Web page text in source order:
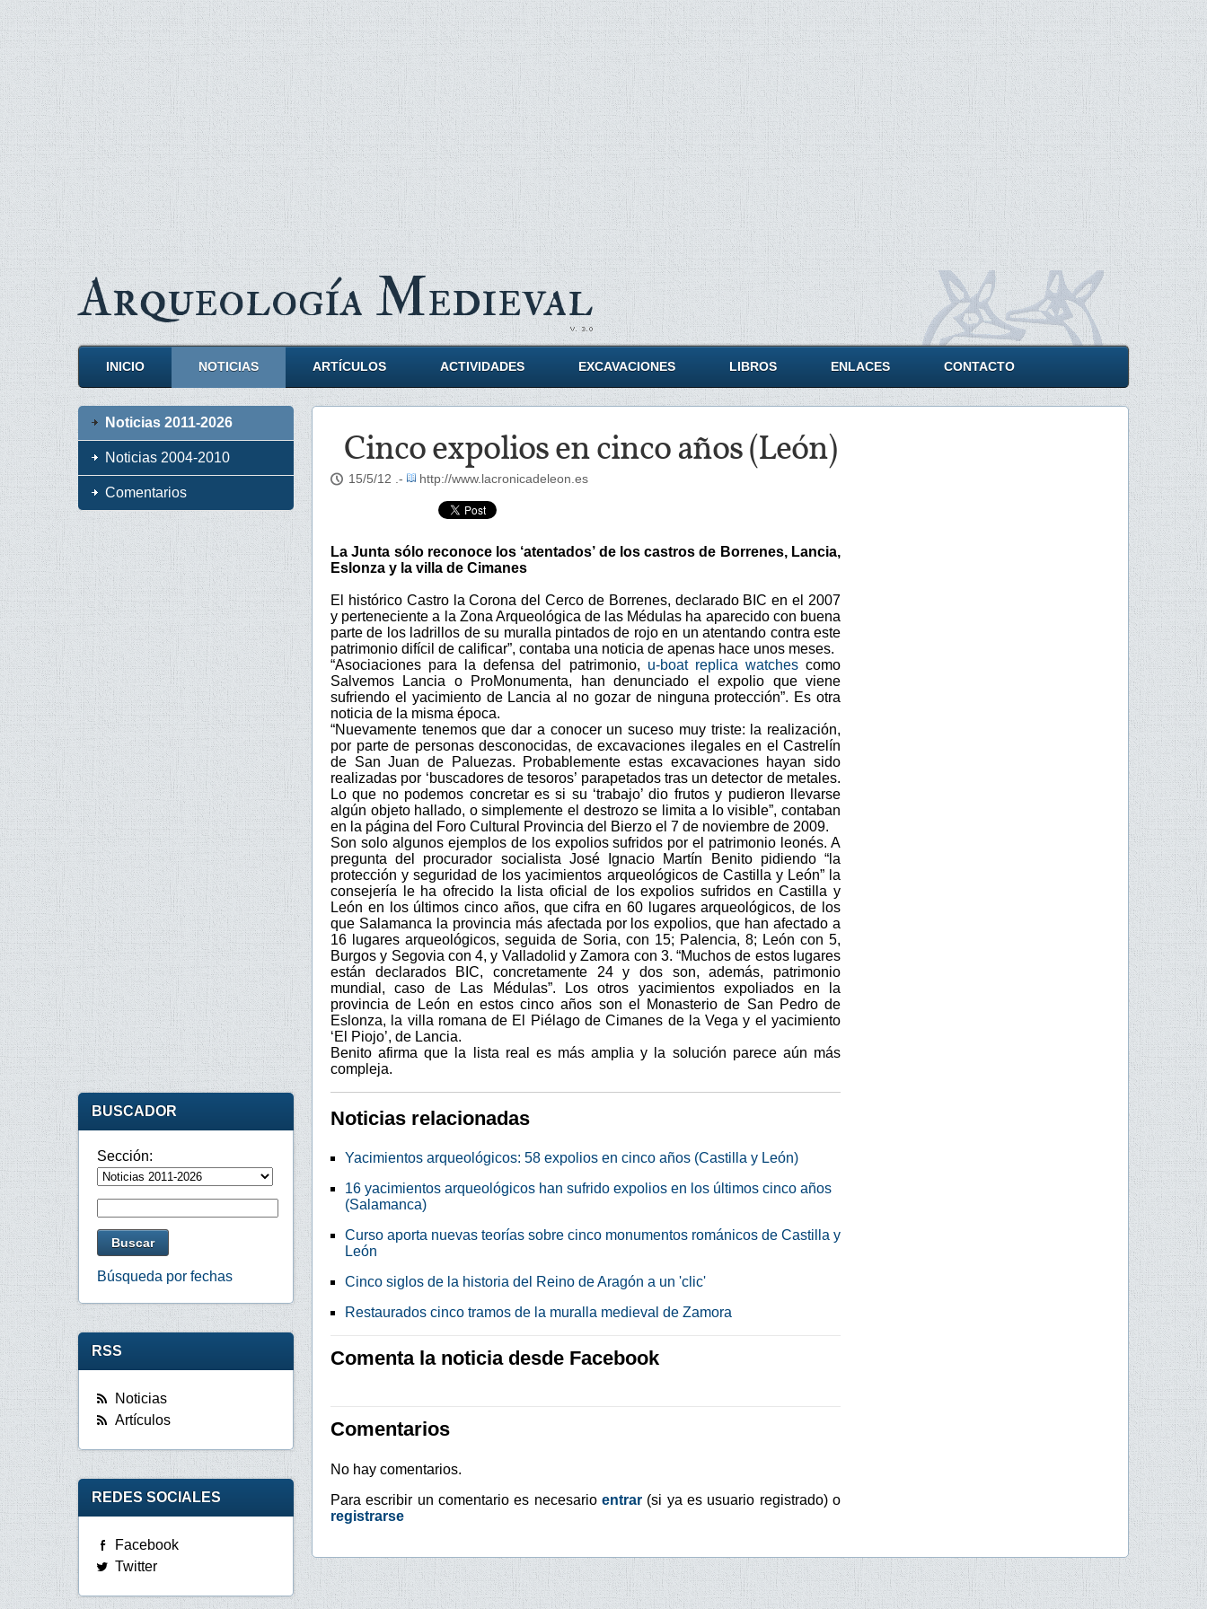
ArqueologíaMedieval
INICIO NOTICIAS ARTÍCULOS ACTIVIDADES EXCAVACIONES LIBROS ENLACES CONTACTO
Cinco expolios en cinco años (León)
15/5/12 .- http://www.lacronicadeleon.es
La Junta sólo reconoce los ‘atentados’ de los castros de Borrenes, Lancia,
Eslonza y la villa de Cimanes
El histórico Castro la Corona del Cerco de Borrenes, declarado BIC en el 2007
y perteneciente a la Zona Arqueológica de las Médulas ha aparecido con buena
parte de los ladrillos de su muralla pintados de rojo en un atentando contra este
patrimonio difícil de calificar”, contaba una noticia de apenas hace unos meses.
“Asociaciones para la defensa del patrimonio, u-boat replica watchescomo
Salvemos Lancia o ProMonumenta, han denunciado el expolio que viene
sufriendo el yacimiento de Lancia al no gozar de ninguna protección”. Es otra
noticia de la misma época.
“Nuevamente tenemos que dar a conocer un suceso muy triste: la realización,
por parte de personas desconocidas, de excavaciones ilegales en el Castrelín
de San Juan de Paluezas. Probablemente estas excavaciones hayan sido
realizadas por ‘buscadores de tesoros’ parapetados tras un detector de metales.
Lo que no podemos concretar es si su ‘trabajo’ dio frutos y pudieron llevarse
algún objeto hallado, o simplemente el destrozo se limita a lo visible”, contaban
en la página del Foro Cultural Provincia del Bierzo el 7 de noviembre de 2009.
Son solo algunos ejemplos de los expolios sufridos por el patrimonio leonés. A
pregunta del procurador socialista José Ignacio Martín Benito pidiendo “la
protección y seguridad de los yacimientos arqueológicos de Castilla y León” la
consejería le ha ofrecido la lista oficial de los expolios sufridos en Castilla y
León en los últimos cinco años, que cifra en 60 lugares arqueológicos, de los
que Salamanca la provincia más afectada por los expolios, que han afectado a
16 lugares arqueológicos, seguida de Soria, con 15; Palencia, 8; León con 5,
Burgos y Segovia con 4, y Valladolid y Zamora con 3. “Muchos de estos lugares
están declarados BIC, concretamente 24 y dos son, además, patrimonio
mundial, caso de Las Médulas”. Los otros yacimientos expoliados en la
provincia de León en estos cinco años son el Monasterio de San Pedro de
Eslonza, la villa romana de El Piélago de Cimanes de la Vega y el yacimiento
‘El Piojo’, de Lancia.
Benito afirma que la lista real es más amplia y la solución parece aún más
compleja.
Noticias relacionadas
Yacimientos arqueológicos: 58 expolios en cinco años (Castilla y León)
16 yacimientos arqueológicos han sufrido expolios en los últimos cinco años
(Salamanca)
Curso aporta nuevas teorías sobre cinco monumentos románicos de Castilla y
León
Cinco siglos de la historia del Reino de Aragón a un 'clic'
Restaurados cinco tramos de la muralla medieval de Zamora
Comenta la noticia desde Facebook
Comentarios
No hay comentarios.
Para escribir un comentario es necesario entrar (si ya es usuario registrado) o
registrarse
Noticias 2011-2026
Noticias 2004-2010
Comentarios
BUSCADOR
Sección:
Búsqueda por fechas
RSS
Noticias
Artículos
REDES SOCIALES
Facebook
Twitter